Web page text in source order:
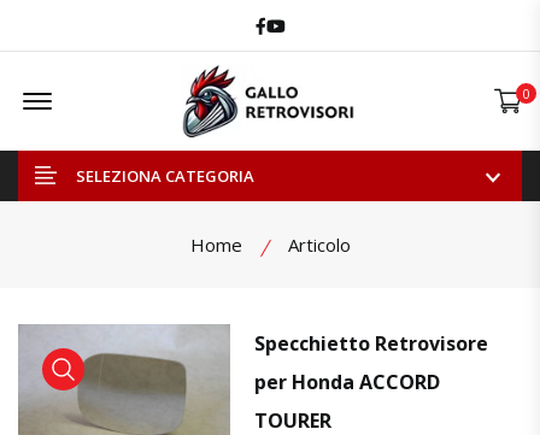
Facebook
Youtube
Offcanvas Menu Open 0
SELEZIONA CATEGORIA
Home Articolo
visualizza prodotto visualizza prodotto
Specchietto Retrovisore
per Honda ACCORD
TOURER